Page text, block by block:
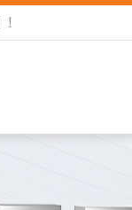
！